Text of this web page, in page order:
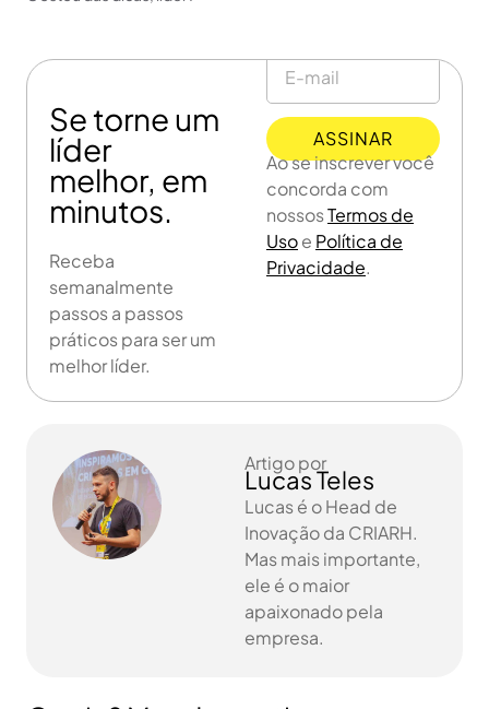
Se torne um
líder
melhor, em
minutos.
Receba
semanalmente
passos a passos
práticos para ser um
melhor líder.
ASSINAR
Ao se inscrever você
concorda com
nossosTermos de
Usoe Política de
Privacidade.
Artigo por
Lucas Teles
Lucas é o Head de
Inovação da CRIARH.
Mas mais importante,
ele é o maior
apaixonado pela
empresa.